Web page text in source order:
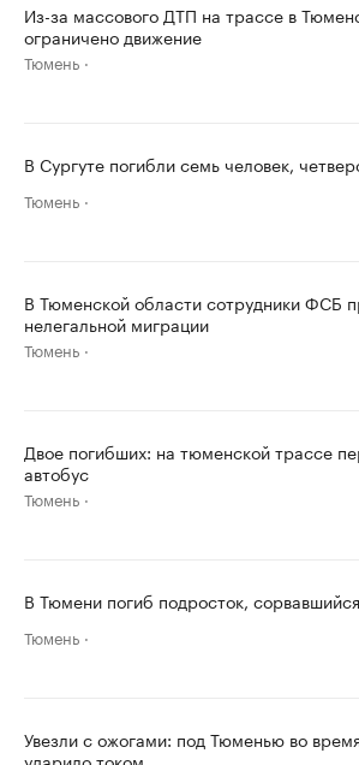
Из-за массового ДТП на трассе в
ограничено движение
Тюмень
В Сургуте погибли семь человек,
Тюмень
В Тюменской области сотрудники ФСБ
нелегальной миграции
Тюмень
Двое погибших: на тюменской трассе
автобус
Тюмень
В Тюмени погиб подросток,
Тюмень
Увезли с ожогами: под Тюменью во